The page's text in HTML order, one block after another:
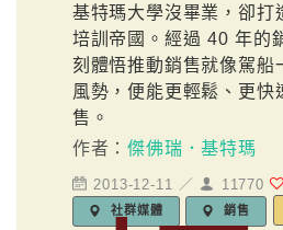
基特瑪大學沒畢業，卻打
培訓帝國。經過 40 年的
刻體悟推動銷售就像駕船
風勢，便能更輕鬆、更快
售。
作者：傑佛瑞．基特瑪
2013-12-11 ／ 11770
社群媒體 銷售